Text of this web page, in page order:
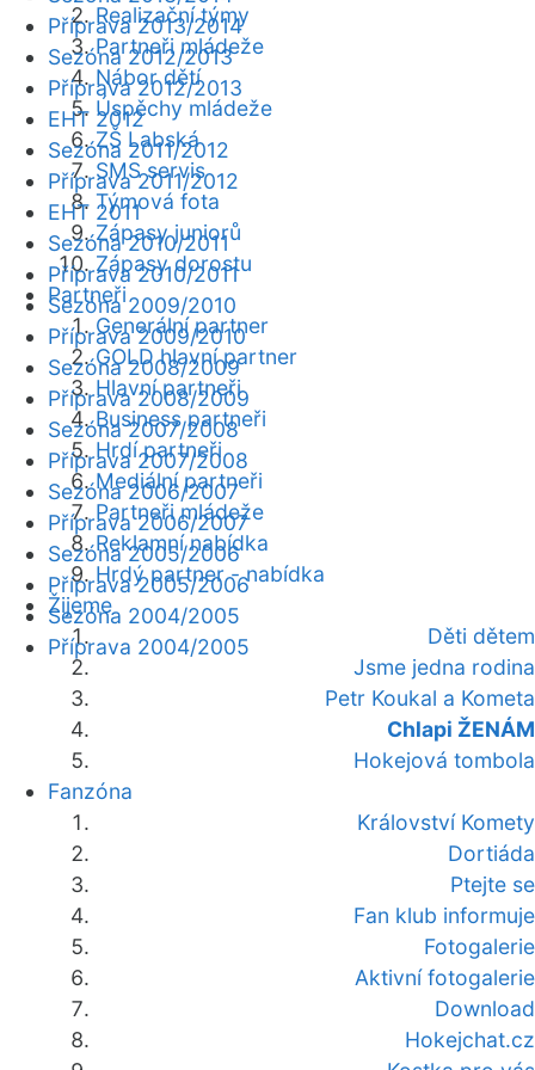
Realizační týmy
Partneři mládeže
Nábor dětí
Úspěchy mládeže
ZŠ Labská
SMS servis
Týmová fota
Zápasy juniorů
Zápasy dorostu
Partneři
Generální partner
GOLD hlavní partner
Hlavní partneři
Business partneři
Hrdí partneři
Mediální partneři
Partneři mládeže
Reklamní nabídka
Hrdý partner - nabídka
Žijeme
Děti dětem
Jsme jedna rodina
Petr Koukal a Kometa
Chlapi ŽENÁM
Hokejová tombola
Fanzóna
Království Komety
Dortiáda
Ptejte se
Fan klub informuje
Fotogalerie
Aktivní fotogalerie
Download
Hokejchat.cz
Příprava 2013/2014
Sezóna 2012/2013
Příprava 2012/2013
EHT 2012
Sezóna 2011/2012
Příprava 2011/2012
EHT 2011
Sezóna 2010/2011
Příprava 2010/2011
Sezóna 2009/2010
Příprava 2009/2010
Sezóna 2008/2009
Příprava 2008/2009
Sezóna 2007/2008
Příprava 2007/2008
Sezóna 2006/2007
Příprava 2006/2007
Sezóna 2005/2006
Příprava 2005/2006
Sezóna 2004/2005
Příprava 2004/2005